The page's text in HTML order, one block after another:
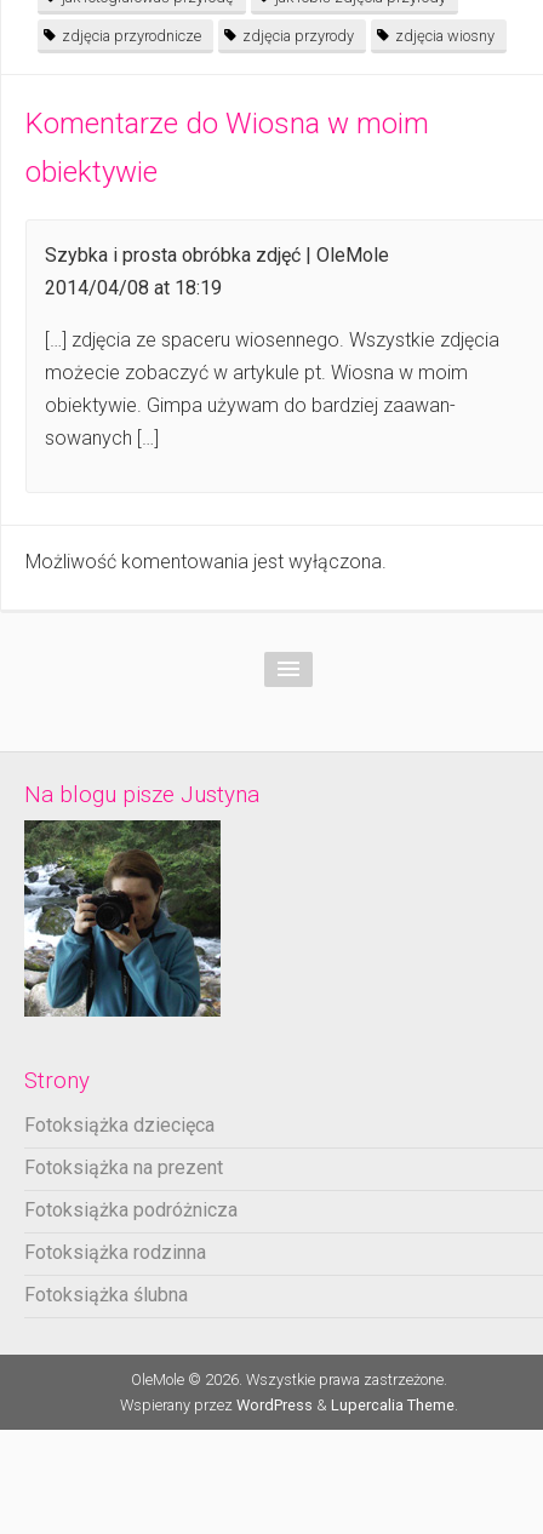
zdjęcia przyrodnicze zdjęcia przyrody zdjęcia wiosny
Komentarze do Wiosna w moim
obiektywie
Szybka i prosta obróbka zdjęć | OleMole
2014/04/08 at 18:19
[…] zdjęcia ze spaceru wiosennego. Wszystkie zdjęcia
możecie zobaczyć w ar­ty­ku­le pt. Wiosna w moim
obiektywie. Gimpa używam do bardziej zaawan­
sowanych […]
Możliwość komentowania jest wyłączona.
Na blogu pisze Justyna
Strony
Fotoksiążka dziecięca
Fotoksiążka na prezent
Fotoksiążka podróżnicza
Fotoksiążka rodzinna
Fotoksiążka ślubna
OleMole © 2026. Wszystkie prawa zastrzeżone.
Wspierany przez WordPress & Lupercalia Theme.